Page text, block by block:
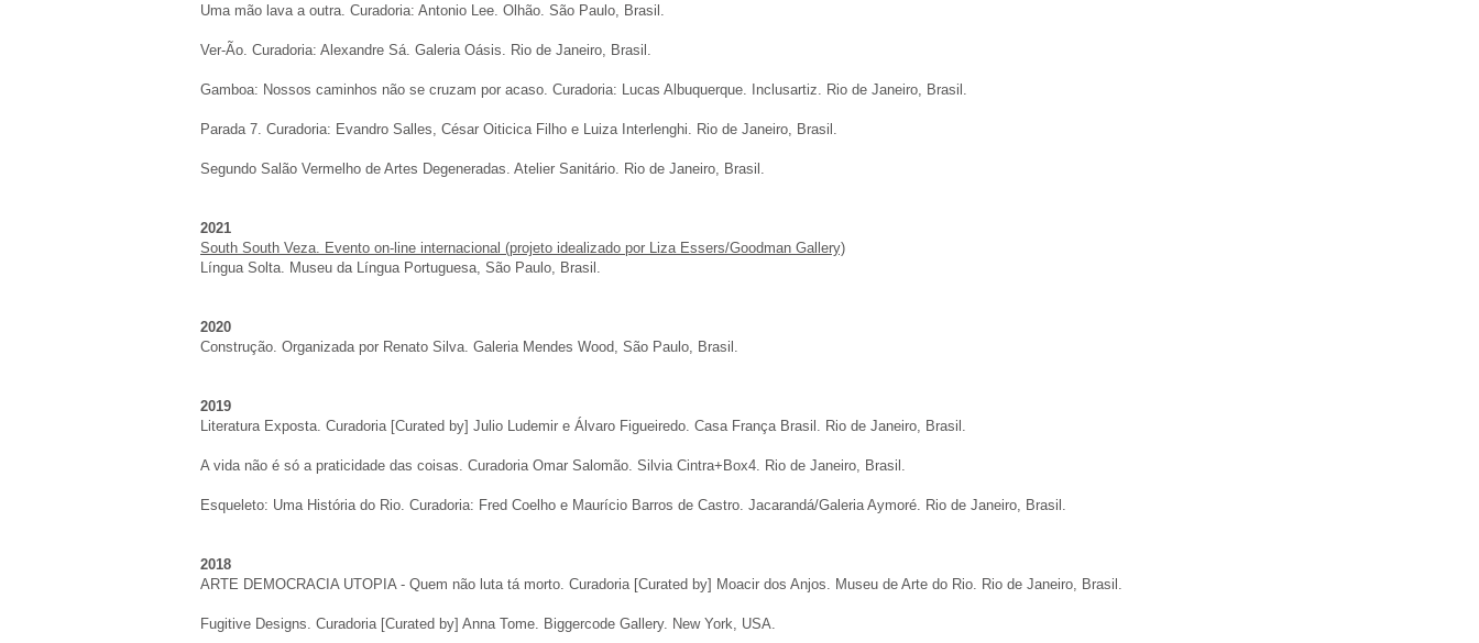
Uma mão lava a outra. Curadoria: Antonio Lee. Olhão. São Paulo, Brasil.
Ver-Ão. Curadoria: Alexandre Sá. Galeria Oásis. Rio de Janeiro, Brasil.
Gamboa: Nossos caminhos não se cruzam por acaso. Curadoria: Lucas Albuquerque. Inclusartiz. Rio de Janeiro, Brasil.
Parada 7. Curadoria: Evandro Salles, César Oiticica Filho e Luiza Interlenghi. Rio de Janeiro, Brasil.
Segundo Salão Vermelho de Artes Degeneradas. Atelier Sanitário. Rio de Janeiro, Brasil.
2021
South South Veza. Evento on-line internacional (projeto idealizado por Liza Essers/Goodman Gallery)
Língua Solta. Museu da Língua Portuguesa, São Paulo, Brasil.
2020
Construção. Organizada por Renato Silva. Galeria Mendes Wood, São Paulo, Brasil.
2019
Literatura Exposta. Curadoria [Curated by] Julio Ludemir e Álvaro Figueiredo. Casa França Brasil. Rio de Janeiro, Brasil.
A vida não é só a praticidade das coisas. Curadoria Omar Salomão. Silvia Cintra+Box4. Rio de Janeiro, Brasil.
Esqueleto: Uma História do Rio. Curadoria: Fred Coelho e Maurício Barros de Castro. Jacarandá/Galeria Aymoré. Rio de Janeiro, Brasil.
2018
ARTE DEMOCRACIA UTOPIA - Quem não luta tá morto. Curadoria [Curated by] Moacir dos Anjos. Museu de Arte do Rio. Rio de Janeiro, Brasil.
Fugitive Designs. Curadoria [Curated by] Anna Tome. Biggercode Gallery. New York, USA.